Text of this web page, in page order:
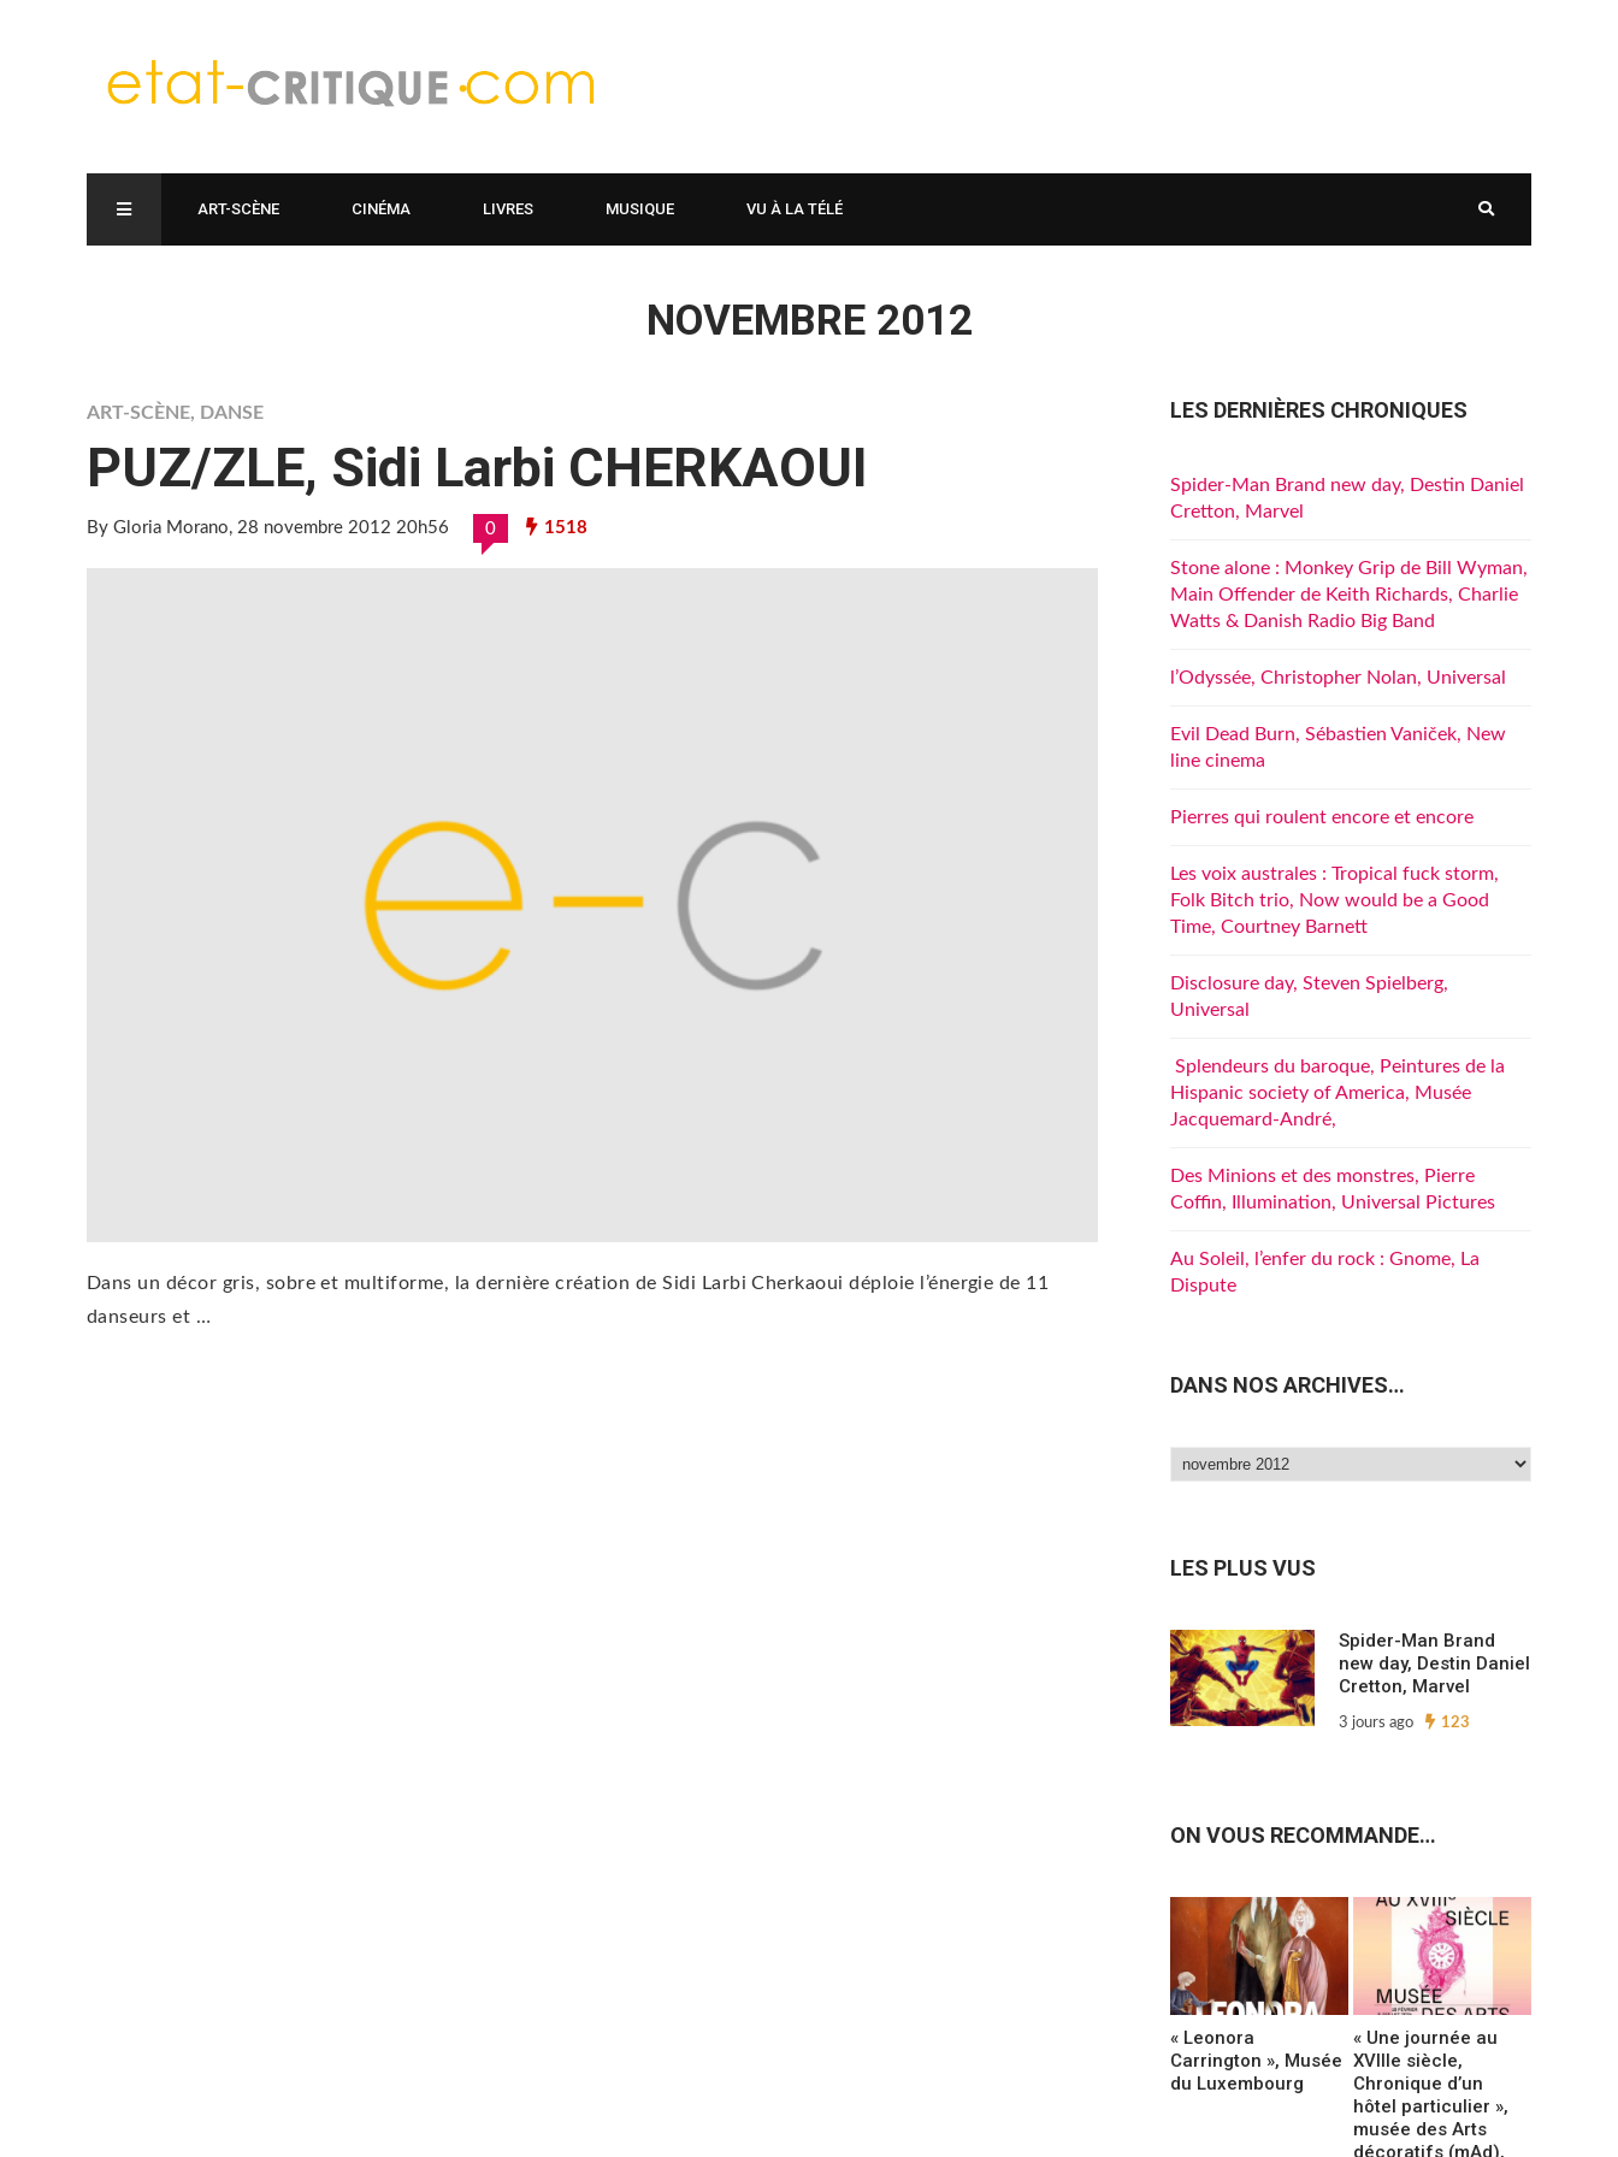
ART-SCÈNE CINÉMA LIVRES MUSIQUE VU À LA TÉLÉ
NOVEMBRE 2012
ART-SCÈNE, DANSE
PUZ/ZLE, Sidi Larbi CHERKAOUI
By Gloria Morano, 28 novembre 2012 20h56 0 1518
Dans un décor gris, sobre et multiforme, la dernière création de Sidi Larbi Cherkaoui déploie l’énergie de 11
danseurs et …
LES DERNIÈRES CHRONIQUES
Spider-Man Brand new day, Destin Daniel
Cretton, Marvel
Stone alone : Monkey Grip de Bill Wyman,
Main Offender de Keith Richards, Charlie
Watts & Danish Radio Big Band
l’Odyssée, Christopher Nolan, Universal
Evil Dead Burn, Sébastien Vaniček, New
line cinema
Pierres qui roulent encore et encore
Les voix australes : Tropical fuck storm,
Folk Bitch trio, Now would be a Good
Time, Courtney Barnett
Disclosure day, Steven Spielberg,
Universal
Splendeurs du baroque, Peintures de la
Hispanic society of America, Musée
Jacquemard-André,
Des Minions et des monstres, Pierre
Coffin, Illumination, Universal Pictures
Au Soleil, l’enfer du rock : Gnome, La
Dispute
DANS NOS ARCHIVES…
Dans
LES PLUS VUS
Spider-Man Brand
new day, Destin Daniel
Cretton, Marvel
3 jours ago 123
ON VOUS RECOMMANDE…
« Leonora
Carrington », Musée
du Luxembourg
« Une journée au
XVIIIe siècle,
Chronique d’un
hôtel particulier »,
musée des Arts
décoratifs (mAd),